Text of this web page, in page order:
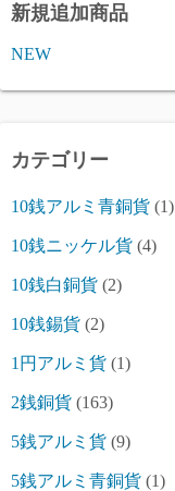
新規追加商品
NEW
カテゴリー
10銭アルミ青銅貨 (1)
10銭ニッケル貨 (4)
10銭白銅貨 (2)
10銭錫貨 (2)
1円アルミ貨 (1)
2銭銅貨 (163)
5銭アルミ貨 (9)
5銭アルミ青銅貨 (1)